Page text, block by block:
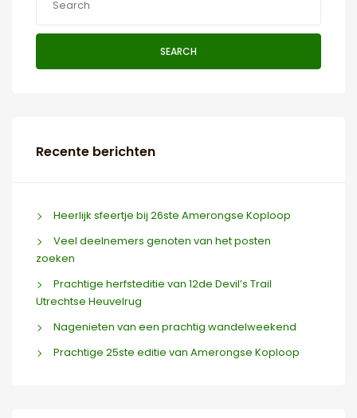
SEARCH
Recente berichten
Heerlijk sfeertje bij 26ste Amerongse Koploop
Veel deelnemers genoten van het posten
zoeken
Prachtige herfsteditie van 12de Devil’s Trail
Utrechtse Heuvelrug
Nagenieten van een prachtig wandelweekend
Prachtige 25ste editie van Amerongse Koploop